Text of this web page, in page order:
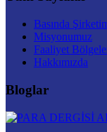
Basında
Misyonumuz
Faaliyet
Hakkımızda
Bloglar